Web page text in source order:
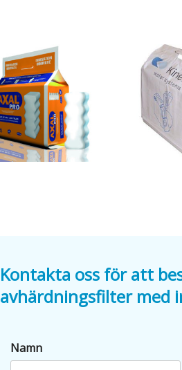
Kontakta oss för att
avhärdningsfilter med
Namn